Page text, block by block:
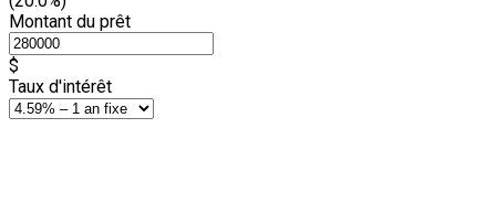
Montant du prêt
$
Taux d'intérêt